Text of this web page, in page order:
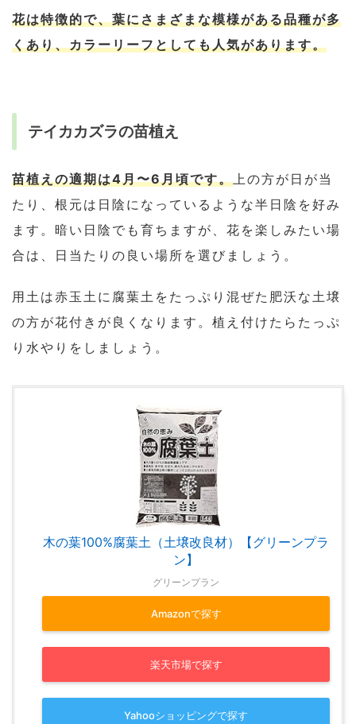
花は特徴的で、葉にさまざまな模様がある品種が多
くあり、カラーリーフとしても人気があります。
テイカカズラの苗植え
苗植えの適期は4月〜6月頃です。上の方が日が当
たり、根元は日陰になっているような半日陰を好み
ます。暗い日陰でも育ちますが、花を楽しみたい場
合は、日当たりの良い場所を選びましょう。
用土は赤玉土に腐葉土をたっぷり混ぜた肥沃な土壌
の方が花付きが良くなります。植え付けたらたっぷ
り水やりをしましょう。
木の葉100%腐葉土（土壌改良材）【グリーンプラ
ン】
グリーンプラン
Amazonで探す
楽天市場で探す
Yahooショッピングで探す